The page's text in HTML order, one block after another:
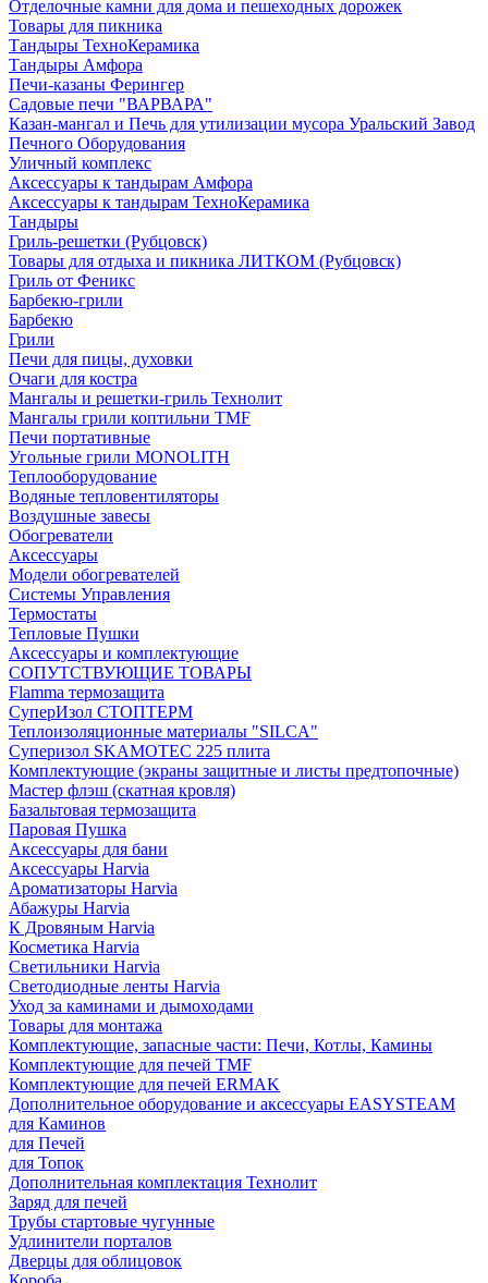
Отделочные камни для дома и пешеходных дорожек
Товары для пикника
Тандыры ТехноКерамика
Тандыры Амфора
Печи-казаны Ферингер
Садовые печи "ВАРВАРА"
Казан-мангал и Печь для утилизации мусора Уральский Завод
Печного Оборудования
Уличный комплекс
Аксессуары к тандырам Амфора
Аксессуары к тандырам ТехноКерамика
Тандыры
Гриль-решетки (Рубцовск)
Товары для отдыха и пикника ЛИТКОМ (Рубцовск)
Гриль от Феникс
Барбекю-грили
Барбекю
Грили
Печи для пицы, духовки
Очаги для костра
Мангалы и решетки-гриль Технолит
Мангалы грили коптильни TMF
Печи портативные
Угольные грили MONOLITH
Теплооборудование
Водяные тепловентиляторы
Воздушные завесы
Обогреватели
Аксессуары
Модели обогревателей
Системы Управления
Термостаты
Тепловые Пушки
Аксессуары и комплектующие
СОПУТСТВУЮЩИЕ ТОВАРЫ
Flamma термозащита
СуперИзол СТОПТЕРМ
Теплоизоляционные материалы "SILCA"
Суперизол SKAMOTEC 225 плита
Комплектующие (экраны защитные и листы предтопочные)
Мастер флэш (скатная кровля)
Базальтовая термозащита
Паровая Пушка
Аксессуары для бани
Аксессуары Harvia
Ароматизаторы Harvia
Абажуры Harvia
К Дровяным Harvia
Косметика Harvia
Светильники Harvia
Светодиодные ленты Harvia
Уход за каминами и дымоходами
Товары для монтажа
Комплектующие, запасные части: Печи, Котлы, Камины
Комплектующие для печей TMF
Комплектующие для печей ERMAK
Дополнительное оборудование и аксессуары EASYSTEAM
для Каминов
для Печей
для Топок
Дополнительная комплектация Технолит
Заряд для печей
Трубы стартовые чугунные
Удлинители порталов
Дверцы для облицовок